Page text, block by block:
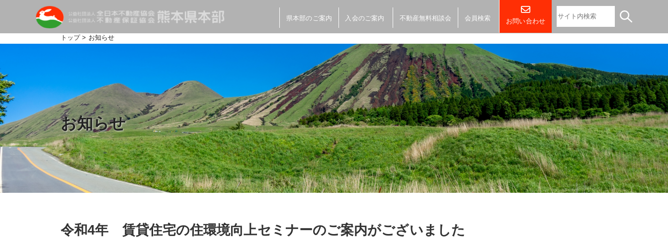
県本部のご案内 入会のご案内 不動産無料相談会 会員検索 お問い合わせ
トップ> お知らせ
お知らせ
令和4年 賃貸住宅の住環境向上セミナーのご案内がございました